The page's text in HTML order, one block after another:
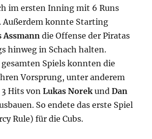
im ersten Inning mit 6 Runs
Außerdem konnte Starting
Assmann die Offense der Piratas
hinweg in Schach halten.
Spiels konnten die
Vorsprung, unter anderem
3 Hits vonLukas NorekundDan
So endete das erste Spiel
Rule) für die Cubs.